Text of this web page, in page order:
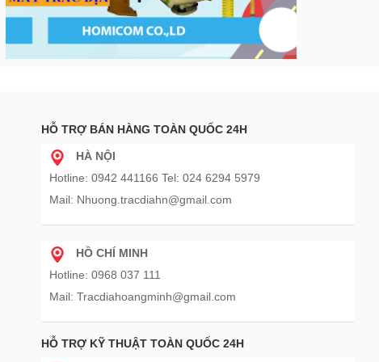
HỖ TRỢ BÁN HÀNG TOÀN QUỐC 24H
HÀ NỘI
Hotline: 0942 441166 Tel: 024 6294 5979
Mail: Nhuong.tracdiahn@gmail.com
HỒ CHÍ MINH
Hotline: 0968 037 111
Mail: Tracdiahoangminh@gmail.com
HỖ TRỢ KỸ THUẬT TOÀN QUỐC 24H